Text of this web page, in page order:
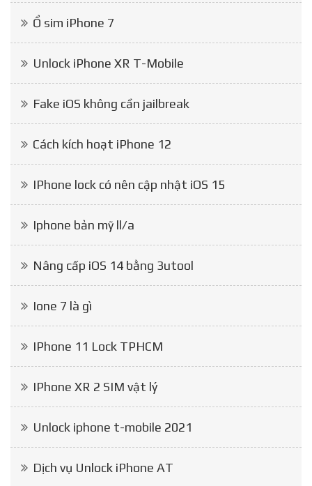
Ổ sim iPhone 7
Unlock iPhone XR T-Mobile
Fake iOS không cần jailbreak
Cách kích hoạt iPhone 12
IPhone lock có nên cập nhật iOS 15
Iphone bản mỹ ll/a
Nâng cấp iOS 14 bằng 3utool
Ione 7 là gì
IPhone 11 Lock TPHCM
IPhone XR 2 SIM vật lý
Unlock iphone t-mobile 2021
Dịch vụ Unlock iPhone AT